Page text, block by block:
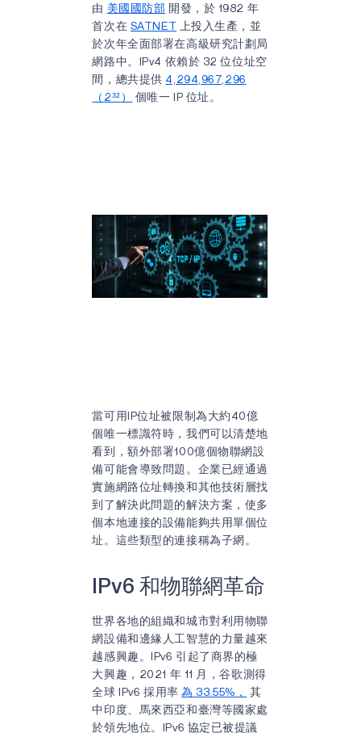
由 美國國防部 開發，於 1982 年
首次在 SATNET 上投入生產，並
於次年全面部署在高級研究計劃局
網路中。IPv4 依賴於 32 位位址空
間，總共提供 4,294,967,296
（2³²）
個唯一 IP 位址。
當可用IP位址被限制為大約40億
個唯一標識符時，我們可以清楚地
看到，額外部署100億個物聯網設
備可能會導致問題。企業已經通過
實施網路位址轉換和其他技術層找
到了解決此問題的解決方案，使多
個本地連接的設備能夠共用單個位
址。這些類型的連接稱為子網。
IPv6 和物聯網革命
世界各地的組織和城市對利用物聯
網設備和邊緣人工智慧的力量越來
越感興趣。IPv6 引起了商界的極
大興趣，2021 年 11 月，谷歌測得
全球 IPv6 採用率為 33.55%， 其
中印度、馬來西亞和臺灣等國家處
於領先地位。IPv6 協定已被提議